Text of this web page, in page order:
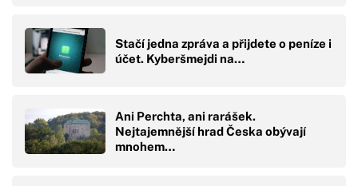
Stačí jedna zpráva a přijdete o peníze i
účet. Kyberšmejdi na…
Ani Perchta, ani rarášek.
Nejtajemnější hrad Česka obývají
mnohem…